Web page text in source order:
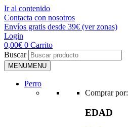
Ir al contenido
Contacta con nosotros
Envíos gratis desde 39€ (ver zonas)
Login
0,00€ 0 Carrito
Buscar
MENUMENU
Perro
Comprar por:
EDAD